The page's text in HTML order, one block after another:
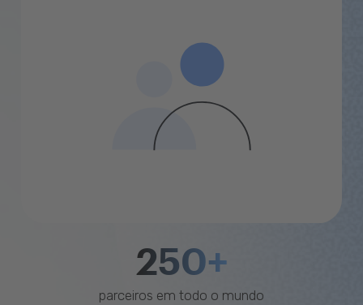
250+
parceiros em todo o mundo